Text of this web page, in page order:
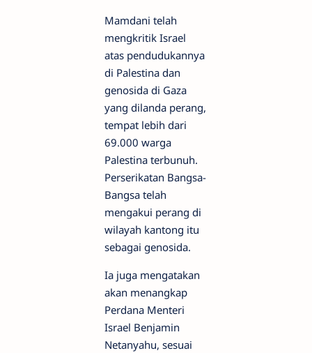
Mamdani telah
mengkritik Israel
atas pendudukannya
di Palestina dan
genosida di Gaza
yang dilanda perang,
tempat lebih dari
69.000 warga
Palestina terbunuh.
Perserikatan Bangsa-
Bangsa telah
mengakui perang di
wilayah kantong itu
sebagai genosida.
Ia juga mengatakan
akan menangkap
Perdana Menteri
Israel Benjamin
Netanyahu, sesuai